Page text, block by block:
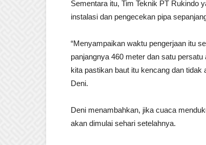
Sementara itu, Tim Teknik PT Rukindo
instalasi dan pengecekan pipa
“Menyampaikan waktu pengerjaan itu
panjangnya 460 meter dan satu
kita pastikan baut itu kencang dan tidak
Deni.
Deni menambahkan, jika cuaca
akan dimulai sehari setelahnya.